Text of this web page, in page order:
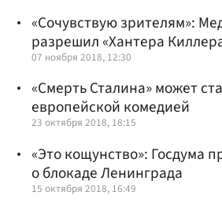
«Сочувствую зрителям»:
разрешил «Хантера
07 ноября 2018, 12:30
«Смерть Сталина» может
европейской комедией
23 октября 2018, 18:15
«Это кощунство»: Госдума
о блокаде Ленинграда
15 октября 2018, 16:49